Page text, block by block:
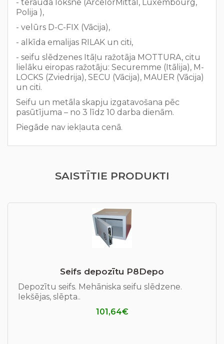
- tērauda loksne (ArcelorMittal, Luxembourg,
Polija ),
- velūrs D-C-FIX (Vācija),
- alkīda emalijas RILAK un citi,
- seifu slēdzenes Itāļu ražotāja MOTTURA, citu
lielāku eiropas ražotāju: Securemme (Itālija), M-
LOCKS (Zviedrija), SECU (Vācija), MAUER (Vācija)
un citi.
Seifu un metāla skapju izgatavošana pēc
pasūtījuma – no 3 līdz 10 darba dienām.
Piegāde nav iekļauta cenā.
SAISTĪTIE PRODUKTI
Seifs depozītu P8Depo
Depozītu seifs. Mehāniska seifu slēdzene.
Iekšējas, slēpta..
101,64€